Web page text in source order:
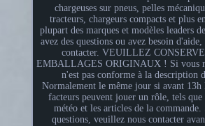
chargeuses sur pneus, pelles
tracteurs, chargeurs compacts et plus
plupart des marques et modèles leaders
avez des questions ou avez besoin
contacter. VEUILLEZ
EMBALLAGES ORIGINAUX ! Si vous
n'est pas conforme à la description
Normalement le même jour si avant
facteurs peuvent jouer un rôle, tels
météo et les articles de la commande.
questions, veuillez nous contacter